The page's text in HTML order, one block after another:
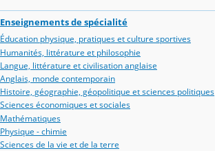
Enseignements de spécialité
Éducation physique, pratiques et culture sportives
Humanités, littérature et philosophie
Langue, littérature et civilisation anglaise
Anglais, monde contemporain
Histoire, géographie, géopolitique et sciences politiques
Sciences économiques et sociales
Mathématiques
Physique - chimie
Sciences de la vie et de la terre